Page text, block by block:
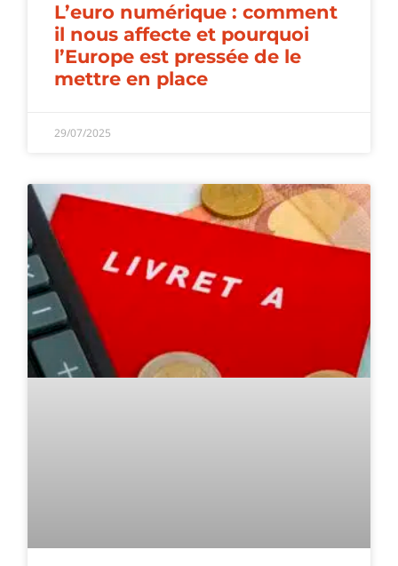
L’euro numérique : comment
il nous affecte et pourquoi
l’Europe est pressée de le
mettre en place
29/07/2025